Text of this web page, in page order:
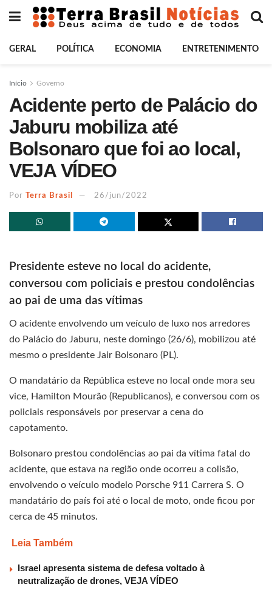
GERAL POLÍTICA ECONOMIA ENTRETENIMENTO
Início Governo
Acidente perto de Palácio do
Jaburu mobiliza até
Bolsonaro que foi ao local,
VEJA VÍDEO
Por Terra Brasil 26/jun/2022
Presidente esteve no local do acidente,
conversou com policiais e prestou condolências
ao pai de uma das vítimas
O acidente envolvendo um veículo de luxo nos arredores
do Palácio do Jaburu, neste domingo (26/6), mobilizou até
mesmo o presidente Jair Bolsonaro (PL).
O mandatário da República esteve no local onde mora seu
vice, Hamilton Mourão (Republicanos), e conversou com os
policiais responsáveis por preservar a cena do
capotamento.
Bolsonaro prestou condolências ao pai da vítima fatal do
acidente, que estava na região onde ocorreu a colisão,
envolvendo o veículo modelo Porsche 911 Carrera S. O
mandatário do país foi até o local de moto, onde ficou por
cerca de 45 minutos.
Leia Também
Israel apresenta sistema de defesa voltado à
neutralização de drones, VEJA VÍDEO